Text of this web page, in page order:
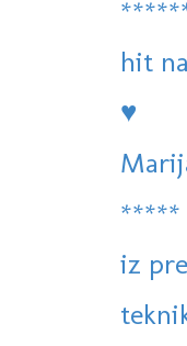
hit
♥
*****
iz